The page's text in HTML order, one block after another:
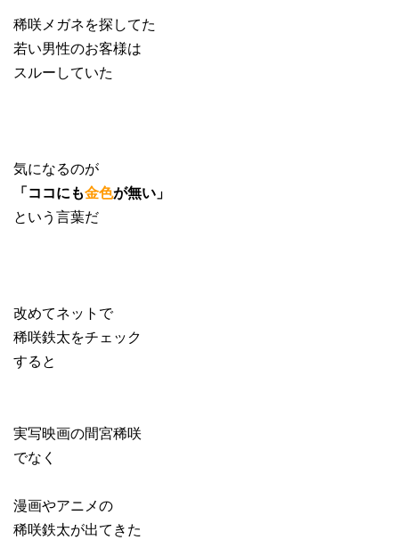
稀咲メガネを探してた
若い男性のお客様は
スルーしていた
気になるのが
「ココにも金色が無い」
という言葉だ
改めてネットで
稀咲鉄太をチェック
すると
実写映画の間宮稀咲
でなく
漫画やアニメの
稀咲鉄太が出てきた